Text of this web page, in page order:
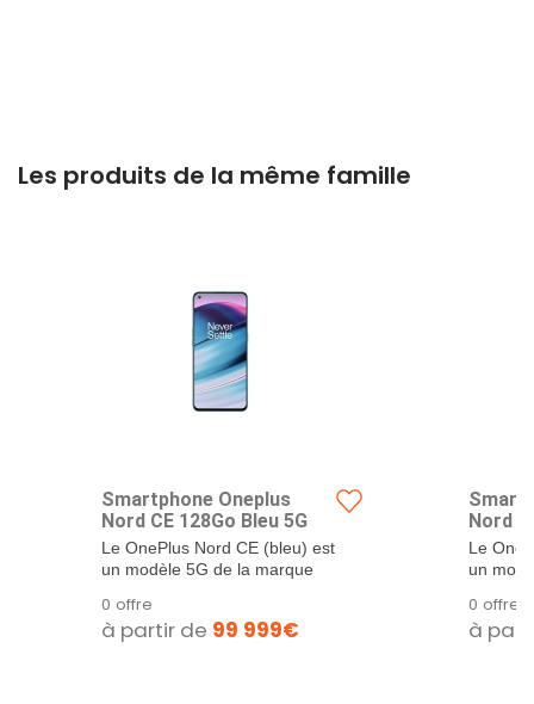
Les produits de la même famille
Smartphone Oneplus
Nord CE 128Go Bleu 5G
Le OnePlus Nord CE (bleu) est
un modèle 5G de la marque
0 offre
à partir de 99 999€
Nord
Le
un
0 offre
à